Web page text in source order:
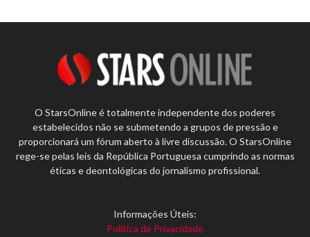
O StarsOnline é totalmente independente dos poderes
estabelecidos não se submetendo a grupos de pressão e
proporcionará um fórum aberto à livre discussão. O StarsOnline
rege-se pelas leis da República Portuguesa cumprindo as normas
éticas e deontológicas do jornalismo profissional.
Informações Úteis:
Política de Privacidade